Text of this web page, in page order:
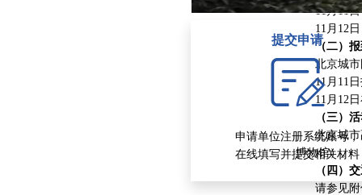
11月11日
11月12日
（二）报
北京城市图
11月11日报
11月12日
（三）
北京城市副
博物馆）。
（四）
请参见附
提交申请
申请单位注册系统账号，
在线填写并提交相关材料